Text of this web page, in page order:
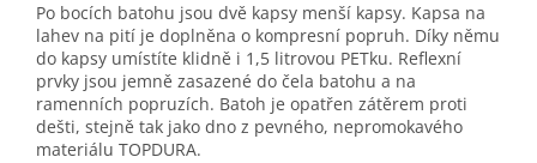
Po bocích batohu jsou dvě kapsy menší kapsy. Kapsa na
lahev na pití je doplněna o kompresní popruh. Díky němu
do kapsy umístíte klidně i 1,5 litrovou PETku. Reflexní
prvky jsou jemně zasazené do čela batohu a na
ramenních popruzích. Batoh je opatřen zátěrem proti
dešti, stejně tak jako dno z pevného, nepromokavého
materiálu TOPDURA.